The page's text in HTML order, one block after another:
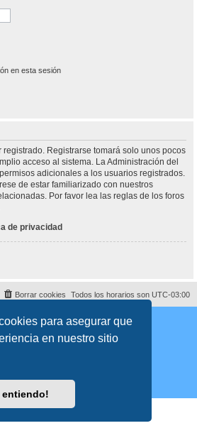
para asegurar que
en nuestro sitio
entiendo!
en esta sesión
registrado. Registrarse tomará solo unos pocos
acceso al sistema. La Administración del
adicionales a los usuarios registrados.
de estar familiarizado con nuestros
Por favor lea las reglas de los foros
de privacidad
Todos los horarios son UTC-03:00
Borrar cookies
© phpBB Limited
por ©Abogados Argentinos2023